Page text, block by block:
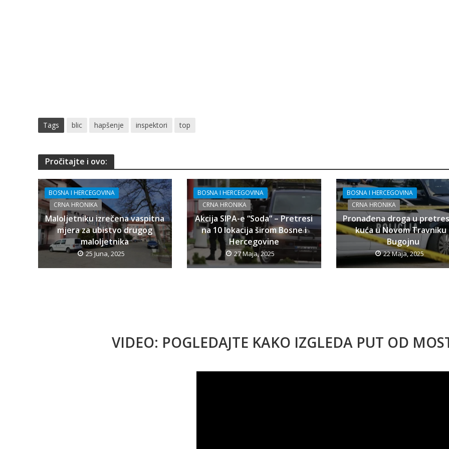
Tags blic hapšenje inspektori top
Pročitajte i ovo:
BOSNA I HERCEGOVINA
CRNA HRONIKA
Maloljetniku izrečena vaspitna
mjera za ubistvo drugog
maloljetnika
25 Juna, 2025
BOSNA I HERCEGOVINA
CRNA HRONIKA
Akcija SIPA-e “Soda” – Pretresi
na 10 lokacija širom Bosne i
Hercegovine
27 Maja, 2025
BOSNA I HERCEGOVINA
CRNA HRONIKA
Pronađena droga u
kuća u Novom Travniku
Bugojnu
22 Maja, 2025
VIDEO: POGLEDAJTE KAKO IZGLEDA PUT OD